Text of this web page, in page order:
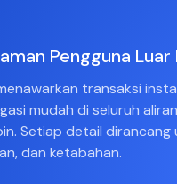
Pengguna Luar
transaksi
mudah di seluruh
Setiap detail dirancang
dan ketabahan.